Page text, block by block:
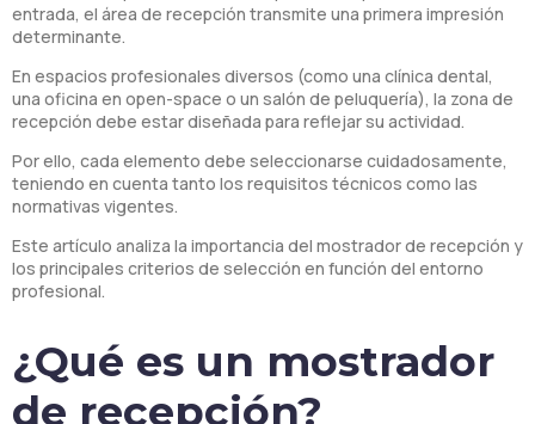
entrada, el área de recepción transmite una primera impresión
determinante.
En espacios profesionales diversos (como una clínica dental,
una oficina en open-space o un salón de peluquería), la zona de
recepción debe estar diseñada para reflejar su actividad.
Por ello, cada elemento debe seleccionarse cuidadosamente,
teniendo en cuenta tanto los requisitos técnicos como las
normativas vigentes.
Este artículo analiza la importancia del mostrador de recepción y
los principales criterios de selección en función del entorno
profesional.
¿Qué es un mostrador
de recepción?